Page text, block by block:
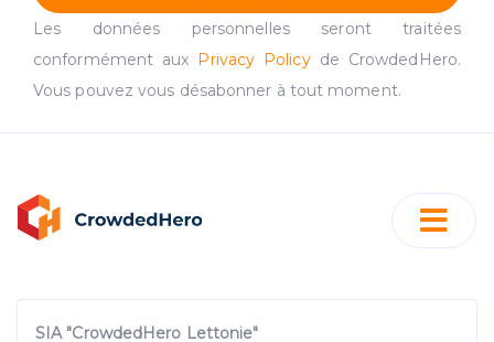
traffic data, display customized page content and
advertising. See more in our Cookies policy.
Les données personnelles seront traitées
conformément aux Privacy Policyde CrowdedHero.
Vous pouvez vous désabonner à tout moment.
SIA "CrowdedHero Lettonie"